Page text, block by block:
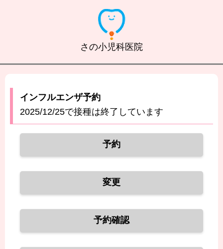
さの小児科医院
インフルエンザ予約
2025/12/25で接種は終了しています
予約
変更
予約確認